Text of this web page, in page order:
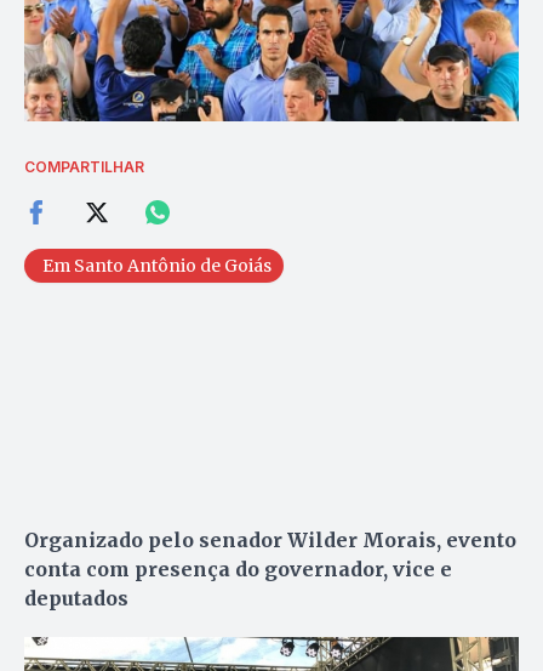
COMPARTILHAR
Em Santo Antônio de Goiás
Organizado pelo senador Wilder Morais, evento
conta com presença do governador, vice e
deputados